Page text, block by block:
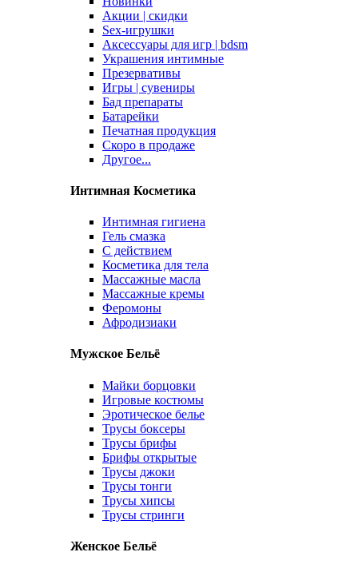
Акции | скидки
Sex-игрушки
Аксессуары для игр | bdsm
Украшения интимные
Презервативы
Игры | сувениры
Бад препараты
Батарейки
Печатная продукция
Скоро в продаже
Другое...
Интимная Косметика
Интимная гигиена
Гель смазка
С действием
Косметика для тела
Массажные масла
Массажные кремы
Феромоны
Афродизиаки
Мужское Бельё
Майки борцовки
Игровые костюмы
Эротическое белье
Трусы боксеры
Трусы брифы
Брифы открытые
Трусы джоки
Трусы тонги
Трусы хипсы
Трусы стринги
Женское Бельё